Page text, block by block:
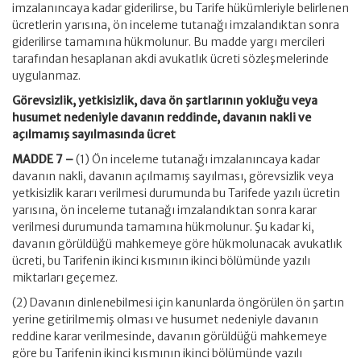
imzalanıncaya kadar giderilirse, bu Tarife hükümleriyle belirlenen
ücretlerin yarısına, ön inceleme tutanağı imzalandıktan sonra
giderilirse tamamına hükmolunur. Bu madde yargı mercileri
tarafından hesaplanan akdi avukatlık ücreti sözleşmelerinde
uygulanmaz.
Görevsizlik, yetkisizlik, dava ön şartlarının yokluğu veya
husumet nedeniyle davanın reddinde, davanın nakli ve
açılmamış sayılmasında ücret
MADDE 7 –(1) Ön inceleme tutanağı imzalanıncaya kadar
davanın nakli, davanın açılmamış sayılması, görevsizlik veya
yetkisizlik kararı verilmesi durumunda bu Tarifede yazılı ücretin
yarısına, ön inceleme tutanağı imzalandıktan sonra karar
verilmesi durumunda tamamına hükmolunur. Şu kadar ki,
davanın görüldüğü mahkemeye göre hükmolunacak avukatlık
ücreti, bu Tarifenin ikinci kısmının ikinci bölümünde yazılı
miktarları geçemez.
(2) Davanın dinlenebilmesi için kanunlarda öngörülen ön şartın
yerine getirilmemiş olması ve husumet nedeniyle davanın
reddine karar verilmesinde, davanın görüldüğü mahkemeye
göre bu Tarifenin ikinci kısmının ikinci bölümünde yazılı